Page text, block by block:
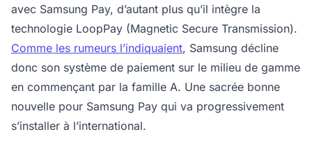
avec Samsung Pay, d’autant plus qu’il intègre la
technologie LoopPay (Magnetic Secure Transmission).
Comme les rumeurs l’indiquaient, Samsung décline
donc son système de paiement sur le milieu de gamme
en commençant par la famille A. Une sacrée bonne
nouvelle pour Samsung Pay qui va progressivement
s’installer à l’international.